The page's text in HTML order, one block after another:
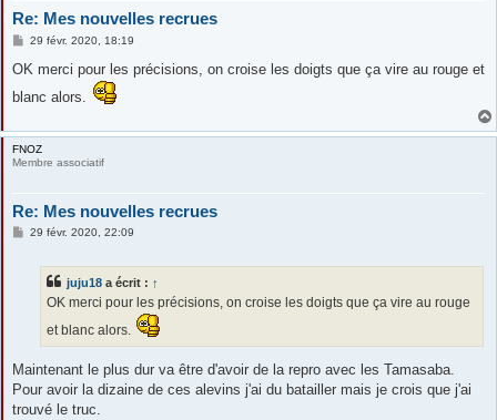
Re: Mes nouvelles recrues
M
s
a
g
29 févr. 2020, 18:19
OK merci pour les précisions, on croise les doigts que ça vire au rouge et
blanc alors.
FNOZ
Membre associatif
Re: Mes nouvelles recrues
M29 févr. 2020, 22:09
juju18 a écrit : ↑
OK merci pour les précisions, on croise les doigts que ça vire au rouge
et blanc alors.
Maintenant le plus dur va être d'avoir de la repro avec les Tamasaba.
Pour avoir la dizaine de ces alevins j'ai du batailler mais je crois que j'ai
trouvé le truc.